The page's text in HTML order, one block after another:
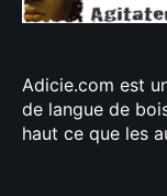
Adicie.com est
de langue de
haut ce que les